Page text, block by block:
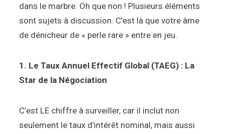
dans le marbre. Oh que non ! Plusieurs éléments
sont sujets à discussion. C’est là que votre âme
de dénicheur de « perle rare » entre en jeu.
1. Le Taux Annuel Effectif Global (TAEG) : La
Star de la Négociation
C’est LE chiffre à surveiller, car il inclut non
seulement le taux d’intérêt nominal, mais aussi